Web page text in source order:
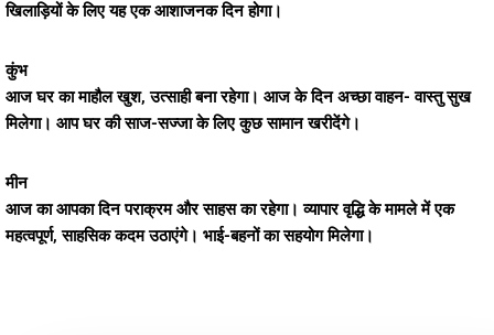
खिलाड़ियों के लिए यह एक आशाजनक दिन होगा।
कुंभ
आज घर का माहौल खुश, उत्साही बना रहेगा। आज के दिन अच्छा वाहन- वास्तु सुख
मिलेगा। आप घर की साज-सज्जा के लिए कुछ सामान खरीदेंगे।
मीन
आज का आपका दिन पराक्रम और साहस का रहेगा। व्यापार वृद्धि के मामले में एक
महत्वपूर्ण, साहसिक कदम उठाएंगे। भाई-बहनों का सहयोग मिलेगा।